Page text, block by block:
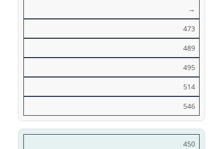
→
473
489
495
514
546
450